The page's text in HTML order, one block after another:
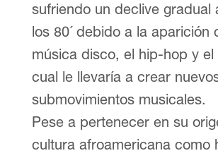
sufriendo un declive gradual
los 80´ debido a la aparición
música disco, el hip-hop y el
cual le llevaría a crear
submovimientos musicales.
Pese a pertenecer en su
cultura afroamericana como